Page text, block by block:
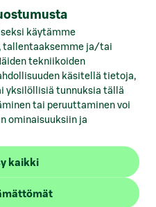
käytämme
tallentaaksemme ja/tai
tekniikoiden
käsitellä tietoja,
yksilöllisiä tunnuksia tällä
tai peruuttaminen voi
ominaisuuksiin ja
kaikki
1/2